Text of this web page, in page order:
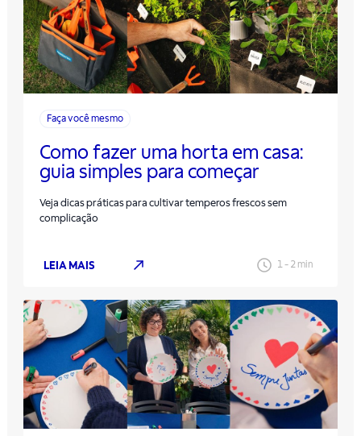
Faça você mesmo
Como fazer uma horta em casa:
guia simples para começar
Veja dicas práticas para cultivar temperos frescos sem
complicação
LEIA MAIS 1- 2 min